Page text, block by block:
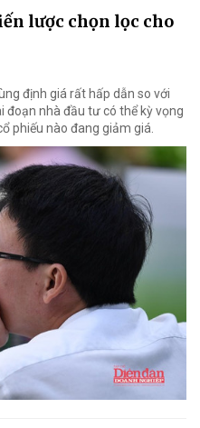
lược chọn lọc cho
định giá rất hấp dẫn so với
đoạn nhà đầu tư có thể kỳ vọng
phiếu nào đang giảm giá.